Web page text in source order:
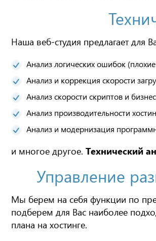
Наша веб-студия предлагает для
Анализ логических ошибок
Анализ и коррекция скорости
Анализ скорости скриптов и
Анализ производительности
Анализ и модернизация
и многое другое. Технический
Управление
Мы берем на себя функции по
подберем для Вас наиболее
плана на хостинге.